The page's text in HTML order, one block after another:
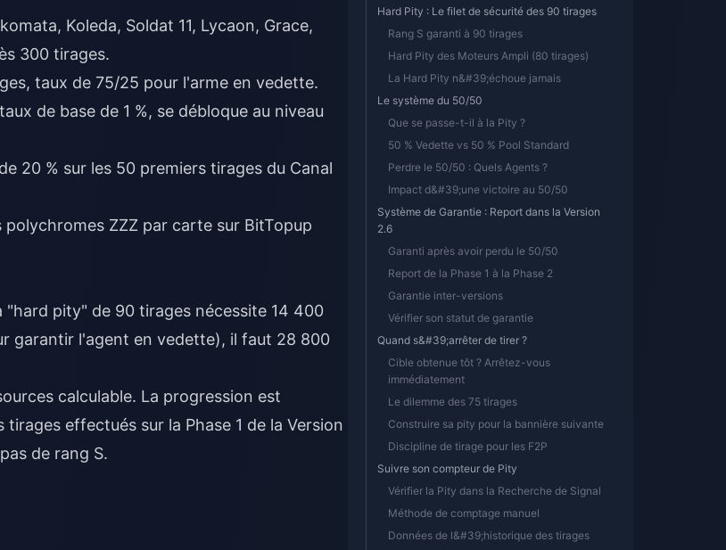
Koleda, Soldat 11, Lycaon, Grace,
300 tirages.
taux de 75/25 pour l'arme en vedette.
de base de 1 %, se débloque au niveau
20 % sur les 50 premiers tirages du Canal
polychromes ZZZ par carte sur BitTopup
pity" de 90 tirages nécessite 14 400
garantir l'agent en vedette), il faut 28 800
calculable. La progression est
effectués sur la Phase 1 de la Version
de rang S.
Hard Pity : Le filet de sécurité des 90 tirages
Rang S garanti à 90 tirages
Hard Pity des Moteurs Ampli (80 tirages)
La Hard Pity n&#39;échoue jamais
Le système du 50/50
Que se passe-t-il à la Pity ?
50 % Vedette vs 50 % Pool Standard
Perdre le 50/50 : Quels Agents ?
Impact d&#39;une victoire au 50/50
Système de Garantie : Report dans la Version
2.6
Garanti après avoir perdu le 50/50
Report de la Phase 1 à la Phase 2
Garantie inter-versions
Vérifier son statut de garantie
Quand s&#39;arrêter de tirer ?
Cible obtenue tôt ? Arrêtez-vous
immédiatement
Le dilemme des 75 tirages
Construire sa pity pour la bannière suivante
Discipline de tirage pour les F2P
Suivre son compteur de Pity
Vérifier la Pity dans la Recherche de Signal
Méthode de comptage manuel
Données de l&#39;historique des tirages